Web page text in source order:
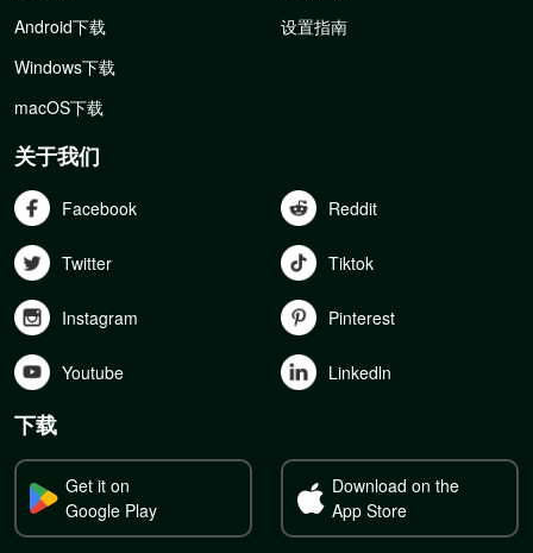
Android下载
Windows下载
macOS下载
设置指南
关于我们
Facebook Reddit
Twitter Tiktok
Instagram Pinterest
Youtube Linkedln
下载
Get it on
Google Play
Download on the
App Store